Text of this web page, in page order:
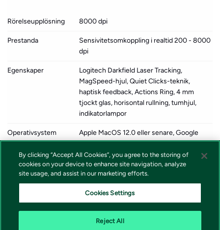
Rörelseupplösning 8000 dpi
Prestanda
Sensivitetsomkoppling i realtid 200 - 8000
dpi
Egenskaper
Logitech Darkfield Laser Tracking,
MagSpeed-hjul, Quiet Clicks-teknik,
haptisk feedback, Actions Ring, 4 mm
tjockt glas, horisontal rullning, tumhjul,
indikatorlampor
Operativsystem
erfordras
Apple MacOS 12.0 eller senare, Google
Chrome OS, Linux, Microsoft Windows 10 /
11
Återvunnet
produktinnehåll
54 %
Tillverkarens garanti 2 års garanti
By clicking “Accept All Cookies”, you agree to the storing of
cookies on your device to enhance site navigation, analyze
site usage, and assist in our marketing efforts.
Cookies Settings
Reject All